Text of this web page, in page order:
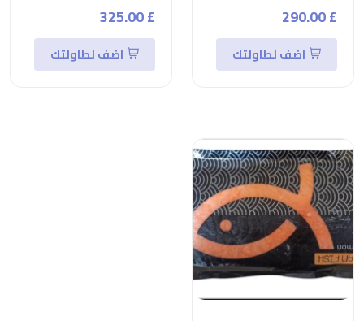
£ 290.00
اضف لطاولتك
£ 325.00
اضف لطاولتك